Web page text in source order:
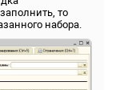
то
набора.